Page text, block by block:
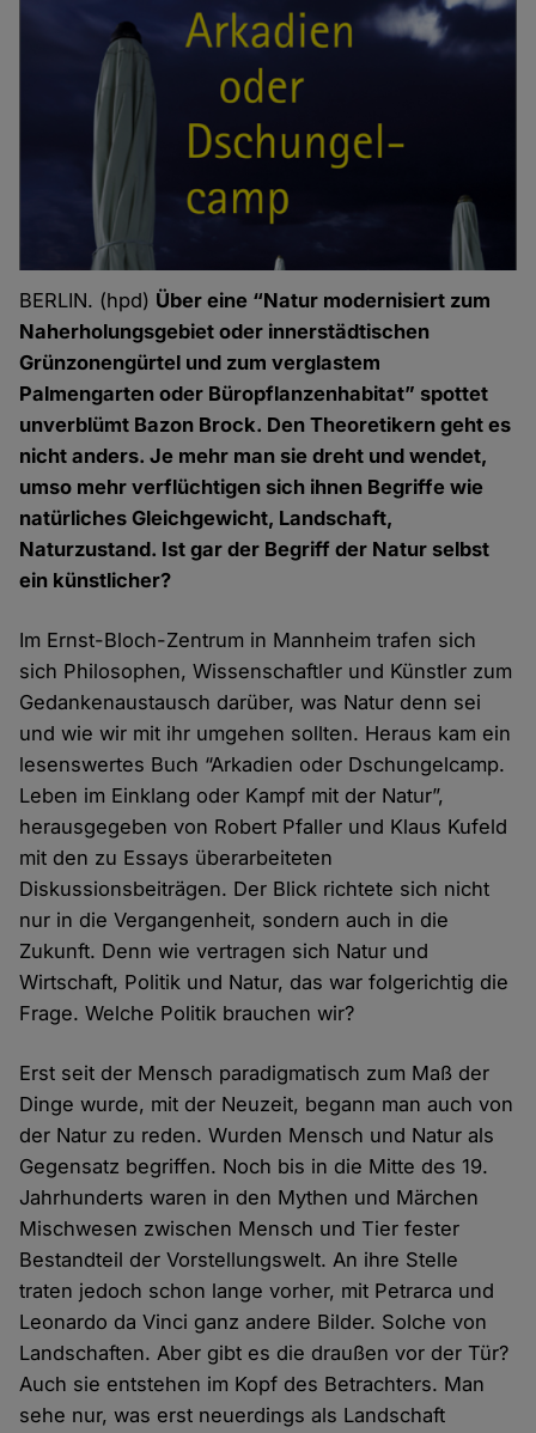
BERLIN. (hpd) Über eine “Natur modernisiert zum
Naherholungsgebiet oder innerstädtischen
Grünzonengürtel und zum verglastem
Palmengarten oder Büropflanzenhabitat” spottet
unverblümt Bazon Brock. Den Theoretikern geht es
nicht anders. Je mehr man sie dreht und wendet,
umso mehr verflüchtigen sich ihnen Begriffe wie
natürliches Gleichgewicht, Landschaft,
Naturzustand. Ist gar der Begriff der Natur selbst
ein künstlicher?
Im Ernst-Bloch-Zentrum in Mannheim trafen sich
sich Philosophen, Wissenschaftler und Künstler zum
Gedankenaustausch darüber, was Natur denn sei
und wie wir mit ihr umgehen sollten. Heraus kam ein
lesenswertes Buch “Arkadien oder Dschungelcamp.
Leben im Einklang oder Kampf mit der Natur”,
herausgegeben von Robert Pfaller und Klaus Kufeld
mit den zu Essays überarbeiteten
Diskussionsbeiträgen. Der Blick richtete sich nicht
nur in die Vergangenheit, sondern auch in die
Zukunft. Denn wie vertragen sich Natur und
Wirtschaft, Politik und Natur, das war folgerichtig die
Frage. Welche Politik brauchen wir?
Erst seit der Mensch paradigmatisch zum Maß der
Dinge wurde, mit der Neuzeit, begann man auch von
der Natur zu reden. Wurden Mensch und Natur als
Gegensatz begriffen. Noch bis in die Mitte des 19.
Jahrhunderts waren in den Mythen und Märchen
Mischwesen zwischen Mensch und Tier fester
Bestandteil der Vorstellungswelt. An ihre Stelle
traten jedoch schon lange vorher, mit Petrarca und
Leonardo da Vinci ganz andere Bilder. Solche von
Landschaften. Aber gibt es die draußen vor der Tür?
Auch sie entstehen im Kopf des Betrachters. Man
sehe nur, was erst neuerdings als Landschaft